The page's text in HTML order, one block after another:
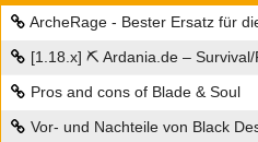
ArcheRage - Bester Ersatz für
[1.18.x] ⛏ Ardania.de – Survival/
Pros and cons of Blade & Soul
Vor- und Nachteile von Black